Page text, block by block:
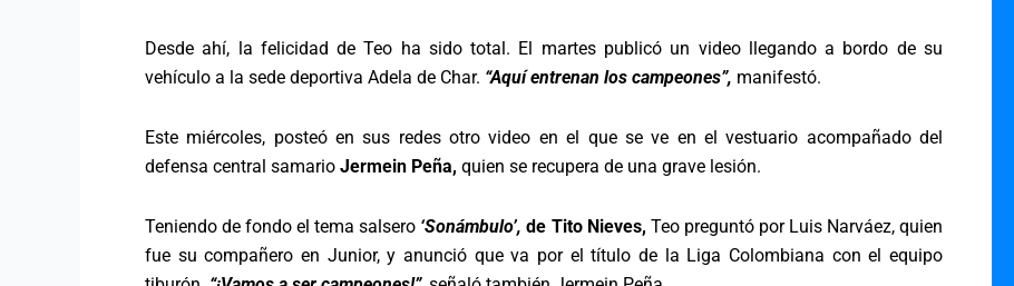
Desde ahí, la felicidad de Teo ha sido total. El martes publicó un video llegando a bordo de su
vehículo a la sede deportiva Adela de Char. “Aquí entrenan los campeones”, manifestó.
Este miércoles, posteó en sus redes otro video en el que se ve en el vestuario acompañado del
defensa central samario Jermein Peña, quien se recupera de una grave lesión.
Teniendo de fondo el tema salsero ‘Sonámbulo’, de Tito Nieves, Teo preguntó por Luis Narváez, quien
fue su compañero en Junior, y anunció que va por el título de la Liga Colombiana con el equipo